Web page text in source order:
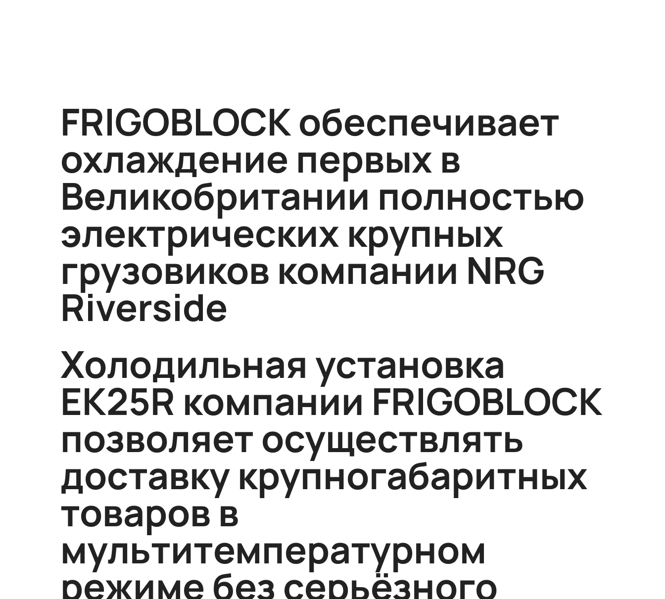
FRIGOBLOCK обеспечивает
охлаждение первых в
Великобритании полностью
электрических крупных
грузовиков компании NRG
Riverside
Холодильная установка
EK25R компании FRIGOBLOCK
позволяет осуществлять
доставку крупногабаритных
товаров в
мультитемпературном
режиме без серьёзного